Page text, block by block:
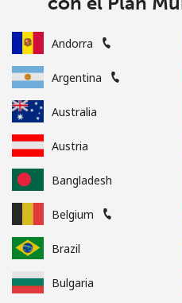
Andorra
Argentina
Australia
Austria
Bangladesh
Belgium
Brazil
Bulgaria